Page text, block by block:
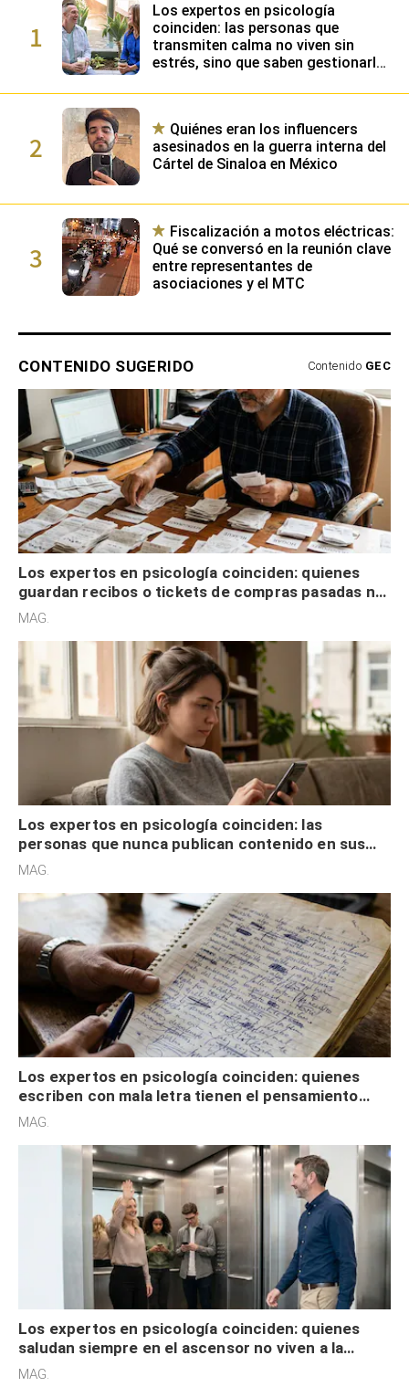
1
Los expertos en psicología
coinciden: las personas que
transmiten calma no viven sin
estrés, sino que saben gestionarlo
emocional
2
Quiénes eran los influencers
asesinados en la guerra interna del
Cártel de Sinaloa en México
3
Fiscalización a motos eléctricas:
Qué se conversó en la reunión clave
entre representantes de
asociaciones y el MTC
CONTENIDO SUGERIDO Contenido GEC
Los expertos en psicología coinciden: quienes
guardan recibos o tickets de compras pasadas no
son acumuladores, sino que tienen necesidad de
MAG.
Los expertos en psicología coinciden: las
personas que nunca publican contenido en sus
redes sociales no pretenden buscar validación
MAG.
Los expertos en psicología coinciden: quienes
escriben con mala letra tienen el pensamiento
acelerado y no lo hacen por desinterés
MAG.
Los expertos en psicología coinciden: quienes
saludan siempre en el ascensor no viven a la
defensiva y tienen apertura social
MAG.